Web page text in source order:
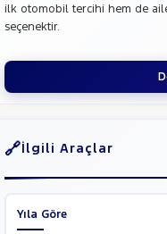
ilk otomobil tercihi hem de
seçenektir.
İlgili Araçlar
Yıla Göre